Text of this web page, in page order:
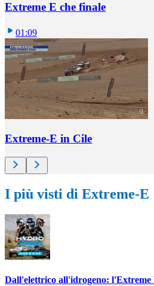
Extreme E che finale
01:09
Extreme-E in Cile
I più visti di Extreme-E
Dall'elettrico all'idrogeno: l'Extreme